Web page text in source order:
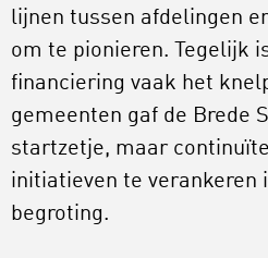
lijnen tussen afdelingen
om te pionieren. Tegelijk
financiering vaak het
gemeenten gaf de Brede
startzetje, maar
initiatieven te verankeren
begroting.